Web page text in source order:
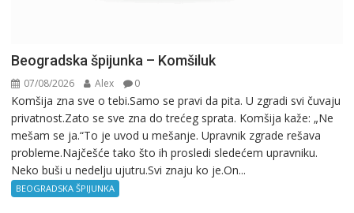
Beogradska špijunka – Komšiluk
07/08/2026 Alex 0
Komšija zna sve o tebi.Samo se pravi da pita. U zgradi svi čuvaju
privatnost.Zato se sve zna do trećeg sprata. Komšija kaže: „Ne
mešam se ja.“To je uvod u mešanje. Upravnik zgrade rešava
probleme.Najčešće tako što ih prosledi sledećem upravniku.
Neko buši u nedelju ujutru.Svi znaju ko je.On...
BEOGRADSKA ŠPIJUNKA